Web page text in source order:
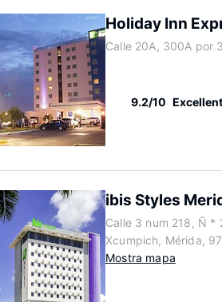
Holiday Inn
Calle 20A, 300A por
9.2/10 Excellent
ibis Styles
Calle 3 num 218, Ñ *
Xcumpich, Mérida,
Mostra mapa